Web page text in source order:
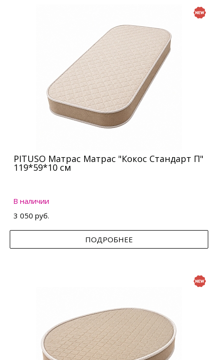
PITUSO Матрас Матрас "Кокос Стандарт П"
119*59*10 см
В наличии
3 050 руб.
ПОДРОБНЕЕ